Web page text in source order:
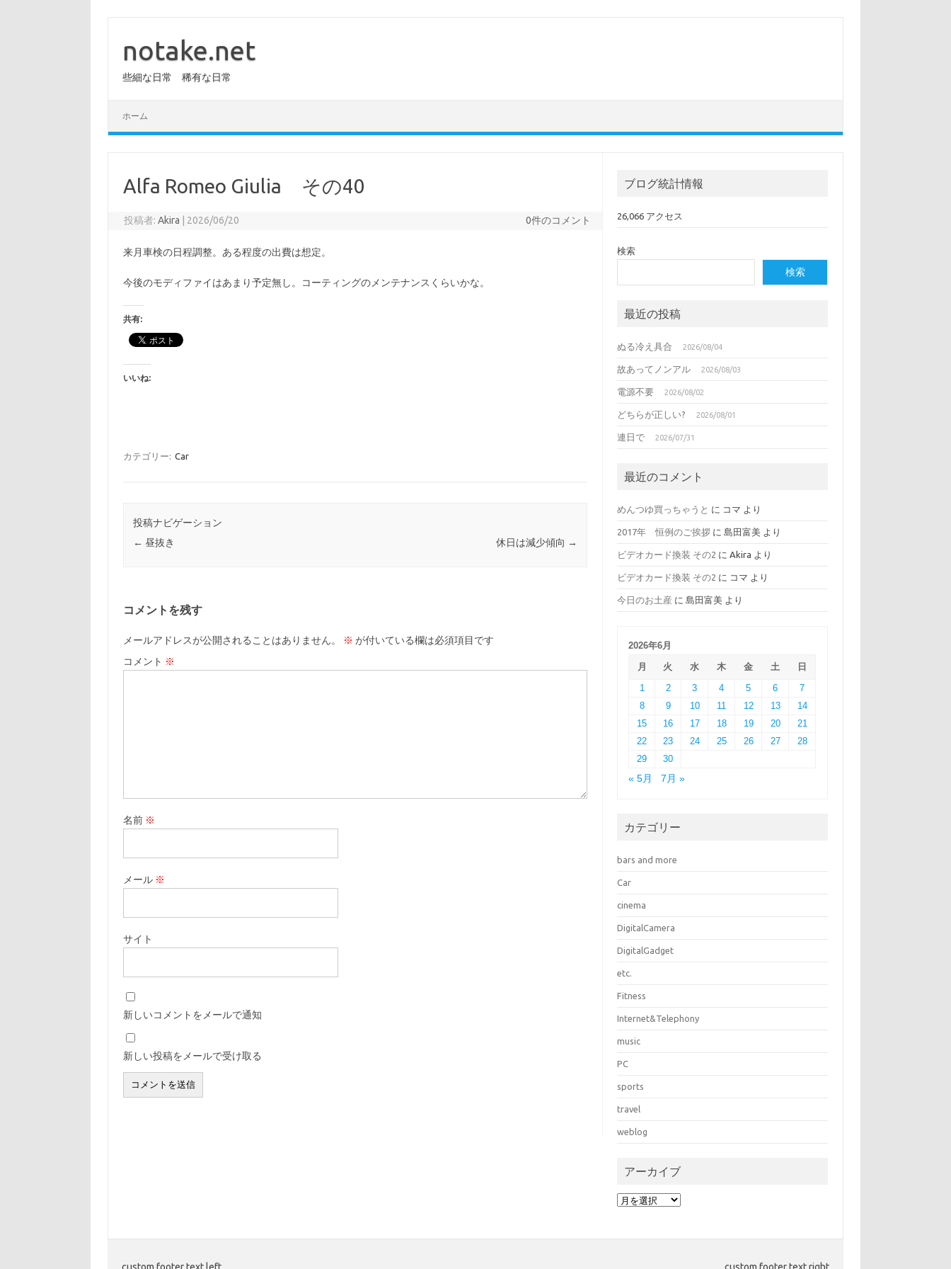
notake.net
些細な日常 稀有な日常
ホーム
Alfa Romeo Giulia その40
投稿者:Akira 2026/06/20 0件のコメント
来月車検の日程調整。ある程度の出費は想定。
今後のモディファイはあまり予定無し。コーティングのメンテナンスくらいかな。
共有:
いいね:
カテゴリー: Car
投稿ナビゲーション
← 昼抜き 休日は減少傾向 →
コメントを残す
メールアドレスが公開されることはありません。 ※ が付いている欄は必須項目です
コメント ※
名前 ※
メール ※
サイト
新しいコメントをメールで通知
新しい投稿をメールで受け取る
ブログ統計情報
26,066 アクセス
検索
検索
最近の投稿
ぬる冷え具合 2026/08/04
故あってノンアル 2026/08/03
電源不要 2026/08/02
どちらが正しい? 2026/08/01
連日で 2026/07/31
最近のコメント
めんつゆ買っちゃうと に コマ より
2017年 恒例のご挨拶 に島田富美 より
ビデオカード換装 その2 にAkira より
ビデオカード換装 その2 に コマ より
今日のお土産 に島田富美 より
2026年6月
月
火 水 木 金 土
日
1
2 3 4 5 6
7
8
9 10 11 12 13
14
15
16 17 18 19 20
21
22
23 24 25 26 27
28
29
30
« 5月
7月 »
カテゴリー
bars and more
Car
cinema
DigitalCamera
DigitalGadget
etc.
Fitness
Internet&Telephony
music
PC
sports
travel
weblog
アーカイブ
ア